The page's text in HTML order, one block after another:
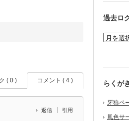
( 0 ) コメント ( 4 )
返信 引用
過去ロ
らくが
牙狼ペ
風色サ